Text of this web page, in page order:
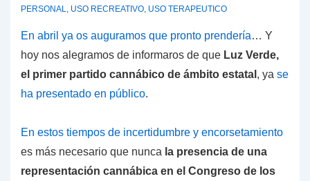
PERSONAL, USO RECREATIVO, USO TERAPEUTICO
En abril ya os auguramos que pronto prendería… Y
hoy nos alegramos de informaros de que Luz Verde,
el primer partido cannábico de ámbito estatal , ya se
ha presentado en público.
En estos tiempos de incertidumbre y encorsetamiento
es más necesario que nunca la presencia de una
representación cannábica en el Congreso de los